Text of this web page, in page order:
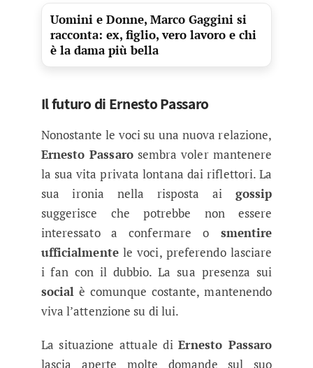
Uomini e Donne, Marco Gaggini si
racconta: ex, figlio, vero lavoro e chi
è la dama più bella
Il futuro di Ernesto Passaro
Nonostante le voci su una nuova relazione,
Ernesto Passarosembra voler mantenere
la sua vita privata lontana dai riflettori. La
sua ironia nella risposta ai gossip
suggerisce che potrebbe non essere
interessato a confermare osmentire
ufficialmentele voci, preferendo lasciare
i fan con il dubbio. La sua presenza sui
social è comunque costante, mantenendo
viva l’attenzione su di lui.
La situazione attuale diErnesto Passaro
lascia aperte molte domande sul suo